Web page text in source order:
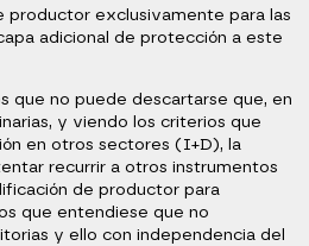
productor exclusivamente para las
adicional de protección a este
que no puede descartarse que, en
y viendo los criterios que
en otros sectores (I+D), la
recurrir a otros instrumentos
de productor para
que entendiese que no
y ello con independencia del